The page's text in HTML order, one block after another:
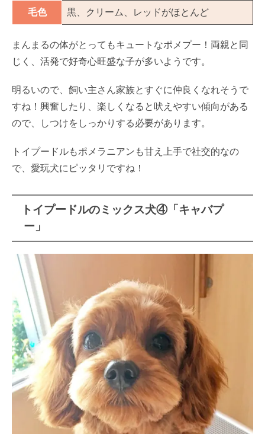
毛色 黒、クリーム、レッドがほとんど
まんまるの体がとってもキュートなポメプー！両親と同
じく、活発で好奇心旺盛な子が多いようです。
明るいので、飼い主さん家族とすぐに仲良くなれそうで
すね！興奮したり、楽しくなると吠えやすい傾向がある
ので、しつけをしっかりする必要があります。
トイプードルもポメラニアンも甘え上手で社交的なの
で、愛玩犬にピッタリですね！
トイプードルのミックス犬④「キャバプ
ー」